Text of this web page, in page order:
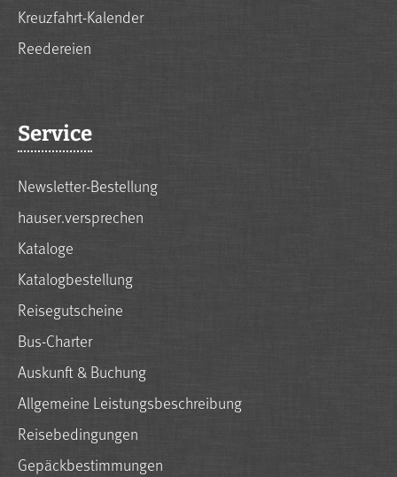
Kreuzfahrt-Kalender
Reedereien
Service
Newsletter-Bestellung
hauser.versprechen
Kataloge
Katalogbestellung
Reisegutscheine
Bus-Charter
Auskunft & Buchung
Allgemeine Leistungsbeschreibung
Reisebedingungen
Gepäckbestimmungen